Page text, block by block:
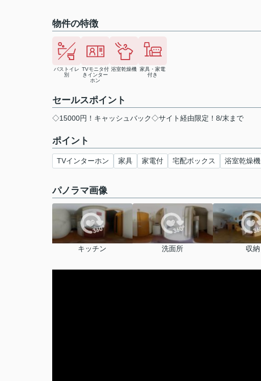
物件の特徴
バストイレ
別
TVモニタ付
きインター
ホン
浴室乾燥機 家具・家電
付き
セールスポイント
◇15000円！キャッシュバック◇サイト経由限定！8/末まで
ポイント
TVインターホン 家具 家電付 宅配ボックス 浴室乾燥機
パノラマ画像
キッチン 洗面所 収納